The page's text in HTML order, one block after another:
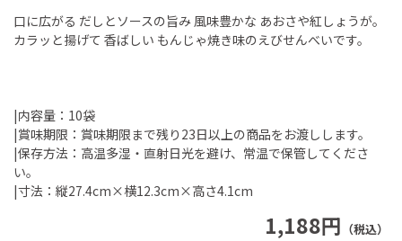
1,188円 （税込）
口に広がる だしとソースの旨み 風味豊かな あおさや紅しょうが。
カラッと揚げて 香ばしい もんじゃ焼き味のえびせんべいです。
|内容量：10袋
|賞味期限：賞味期限まで残り23日以上の商品をお渡しします。
|保存方法：高温多湿・直射日光を避け、常温で保管してくださ
い。
|寸法：縦27.4cm×横12.3cm×高さ4.1cm